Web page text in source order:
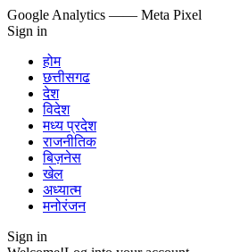
Google Analytics —— Meta Pixel
Sign in
होम
छत्तीसगढ
देश
विदेश
मध्य प्रदेश
राजनीतिक
बिज़नेस
खेल
अध्यात्म
मनोरंजन
Sign in